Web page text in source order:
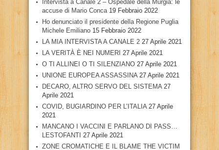
Intervista a Canale 2 – Ospedale della Murgia: le
accuse di Mario Conca 19 Febbraio 2022
Ho denunciato il presidente della Regione Puglia
Michele Emiliano 15 Febbraio 2022
LA MIA INTERVISTA A CANALE 2 27 Aprile 2021
LA VERITÀ È NEI NUMERI 27 Aprile 2021
O TI ALLINEI O TI SILENZIANO 27 Aprile 2021
UNIONE EUROPEA ASSASSINA 27 Aprile 2021
DECARO, ALTRO SERVO DEL SISTEMA 27
Aprile 2021
COVID, BUGIARDINO PER L’ITALIA 27 Aprile
2021
MANCANO I VACCINI E PARLANO DI PASS…
LESTOFANTI 27 Aprile 2021
ZONE CROMATICHE E IL BLAME THE VICTIM